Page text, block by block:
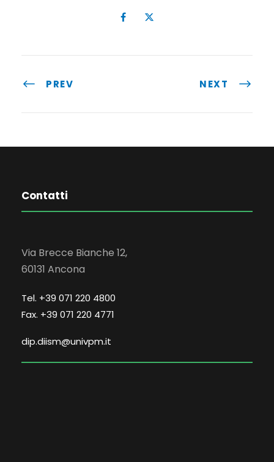
PREV NEXT
Contatti
Via Brecce Bianche 12,
60131 Ancona
Tel. +39 071 220 4800
Fax. +39 071 220 4771
dip.diism@univpm.it